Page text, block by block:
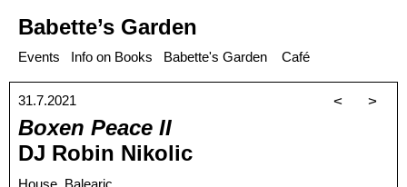
Babette’s Garden
Events Info on Books Babette's Garden Café
< >
31.7.2021
Boxen Peace II
DJ Robin Nikolic
House, Balearic